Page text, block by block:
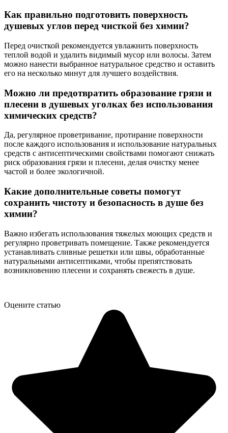
Как правильно подготовить поверхность
душевых углов перед чисткой без химии?
Перед очисткой рекомендуется увлажнить поверхность
теплой водой и удалить видимый мусор или волосы. Затем
можно нанести выбранное натуральное средство и оставить
его на несколько минут для лучшего воздействия.
Можно ли предотвратить образование грязи и
плесени в душевых уголках без использования
химических средств?
Да, регулярное проветривание, протирание поверхности
после каждого использования и использование натуральных
средств с антисептическими свойствами помогают снижать
риск образования грязи и плесени, делая очистку менее
частой и более экологичной.
Какие дополнительные советы помогут
сохранить чистоту и безопасность в душе без
химии?
Важно избегать использования тяжелых моющих средств и
регулярно проветривать помещение. Также рекомендуется
устанавливать сливные решетки или швы, обработанные
натуральными антисептиками, чтобы препятствовать
возникновению плесени и сохранять свежесть в душе.
Оцените статью